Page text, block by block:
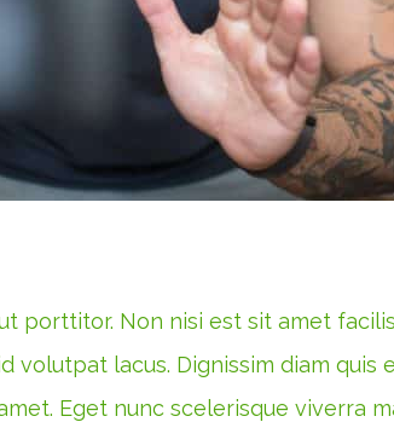
porttitor. Non nisi est sit amet
volutpat lacus. Dignissim diam
Eget nunc scelerisque viverra